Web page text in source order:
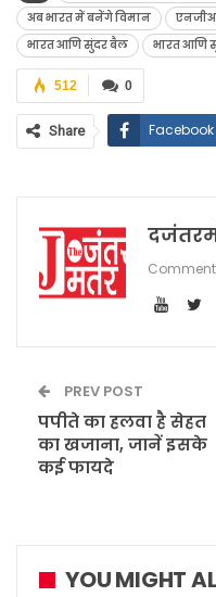
अब भारत में बनेंगे विमान
भारत आणि सुंदर बैल
भारत आणि
0
512
Share Facebook
PREV POST
पपीते का हलवा है सेहत
का खजाना, जानें इसके
कई फायदे
YOU MIGHT